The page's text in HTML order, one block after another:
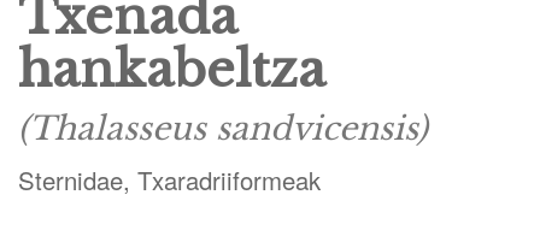
Txenada
hankabeltza
(Thalasseus sandvicensis)
Sternidae, Txaradriiformeak